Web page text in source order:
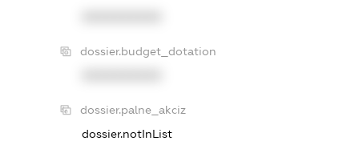
dossier.budget_dotation
dossier.palne_akciz
dossier.notInList